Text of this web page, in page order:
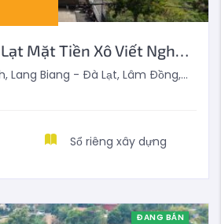
Khách Sạn Đà Lạt Mặt Tiền Xô Viết Nghệ Tĩnh 389m2
Biang - Đà Lạt, Lâm Đồng, Việt Nam
Sổ riêng xây dựng
ĐANG BÁN